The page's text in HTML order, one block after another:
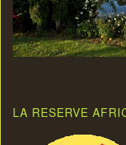
LA RESERVE